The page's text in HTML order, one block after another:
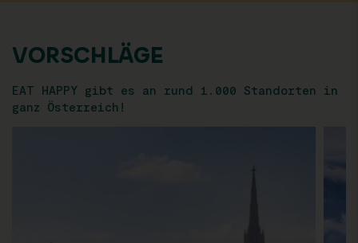
VORSCHLÄGE
EAT HAPPY gibt es an rund 1.000 Standorten in
ganz Österreich!